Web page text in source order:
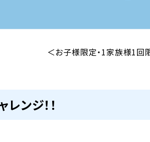
＜お子様限定・1家族様1回
ンジ！！